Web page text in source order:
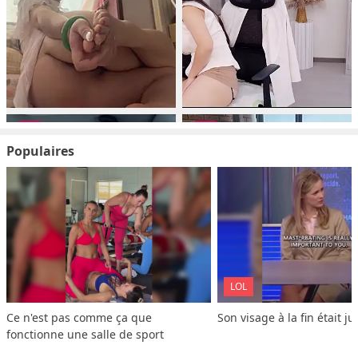
Populaires
Ce n'est pas comme ça que
fonctionne une salle de sport
LOL
Son visage à la fin était